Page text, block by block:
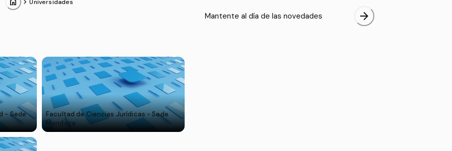
chevron_forwardUniversidades
- Sede
Facultad de Ciencias Jurídicas - Sede
Mendoza
Mantente al día de las novedades arrow_forward